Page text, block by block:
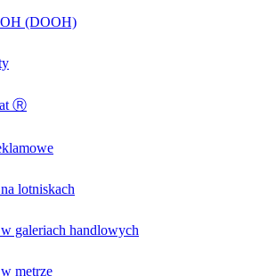
(DOOH)
Ⓡ
lotniskach
galeriach handlowych
metrze